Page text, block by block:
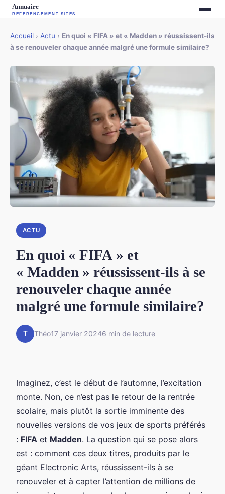
Accueil › Actu › En quoi « FIFA » et « Madden » réussissent-ils
à se renouveler chaque année malgré une formule similaire?
ACTU
En quoi « FIFA » et
« Madden » réussissent-ils à se
renouveler chaque année
malgré une formule similaire?
T Théo17 janvier 20246 min de lecture
Imaginez, c’est le début de l’automne, l’excitation
monte. Non, ce n’est pas le retour de la rentrée
scolaire, mais plutôt la sortie imminente des
nouvelles versions de vos jeux de sports préférés
: FIFA et Madden. La question qui se pose alors
est : comment ces deux titres, produits par le
géant Electronic Arts, réussissent-ils à se
renouveler et à capter l’attention de millions de